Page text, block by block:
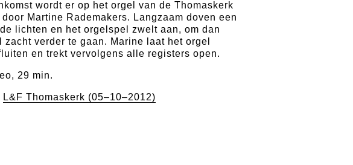
wordt er op het orgel van de Thomaskerk
Martine Rademakers. Langzaam doven een
lichten en het orgelspel zwelt aan, om dan
zacht verder te gaan. Marine laat het orgel
en trekt vervolgens alle registers open.
29 min.
L&F Thomaskerk (05–10–2012)